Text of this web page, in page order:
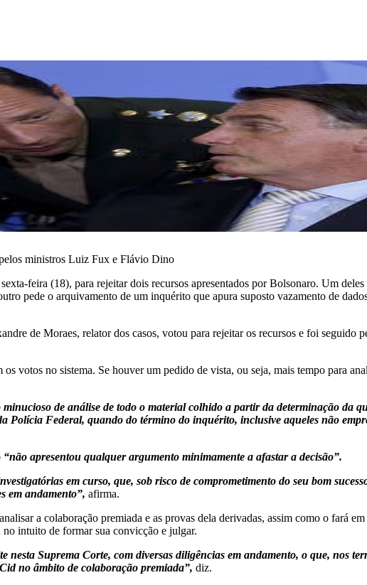
ministros Luiz Fux e Flávio Dino
feira (18), para rejeitar dois recursos apresentados por Bolsonaro. Um
pede o arquivamento de um inquérito que apura suposto vazamento de
de Moraes, relator dos casos, votou para rejeitar os recursos e foi
votos no sistema. Se houver um pedido de vista, ou seja, mais tempo para
de análise de todo o material colhido a partir da determinação da
Polícia Federal, quando do término do inquérito, inclusive aqueles não
“não apresentou qualquer argumento minimamente a afastar a decisão”.
em curso, que, sob risco de comprometimento do seu bom
em andamento”, afirma.
a colaboração premiada e as provas dela derivadas, assim como o fará
no intuito de formar sua convicção e julgar.
nesta Suprema Corte, com diversas diligências em andamento, o que, nos
no âmbito de colaboração premiada”, diz.